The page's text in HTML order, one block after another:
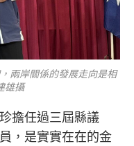
兩岸關係的發展走向是相
雄攝
擔任過三屆縣議
，是實實在在的金